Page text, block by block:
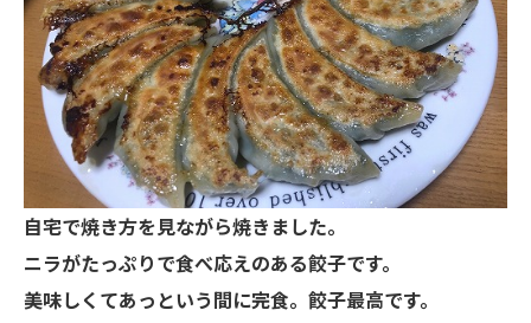
自宅で焼き方を見ながら焼きました。
ニラがたっぷりで食べ応えのある餃子です。
美味しくてあっという間に完食。餃子最高です。